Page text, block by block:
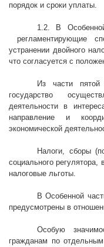
порядок и сроки уплаты.
1.2. В
регламентирующие
устранении двойного
что согласуется с
Из части пятой
государство
деятельности в
направление и
экономической
Налоги, сборы
социального
налоговые льготы.
В Особенной
предусмотрены в
Особую
гражданам по